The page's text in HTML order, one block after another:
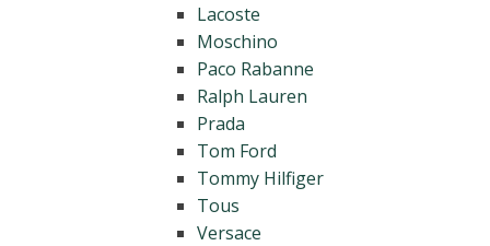
Lacoste
Moschino
Paco Rabanne
Ralph Lauren
Prada
Tom Ford
Tommy Hilfiger
Tous
Versace